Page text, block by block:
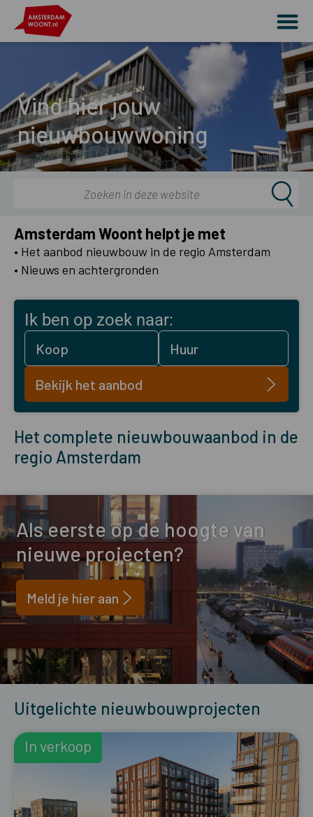
Vind hier jouw
nieuwbouwwoning
Amsterdam Woont helpt je met
Het aanbod nieuwbouw in de regio Amsterdam
Nieuws en achtergronden
Ik ben op zoek naar:
Koop Huur
Bekijk het aanbod
Als eerste op de hoogte van
nieuwe projecten?
Meld je hier aan
Het complete nieuwbouwaanbod in de
regio Amsterdam
Uitgelichte nieuwbouwprojecten
In verkoop